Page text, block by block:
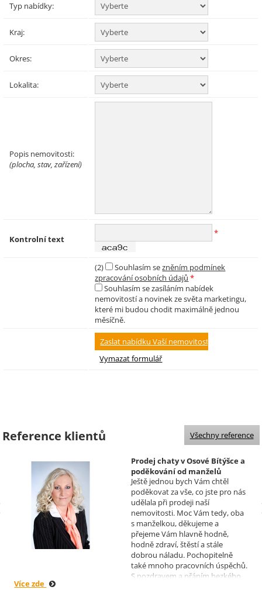
Typ nabídky:
Kraj:
Okres:
Lokalita:
Popis nemovitosti:
(plocha, stav, zařízení)
Kontrolní text
*
(2) Souhlasím sezněním podmínek
zpracování osobních údajů *
Souhlasím se zasíláním nabídek
nemovitostí a novinek ze světa marketingu,
které mi budou chodit maximálně jednou
měsíčně.
Reference klientů
Prodej chaty v Osové Bítýšce a
poděkování od manželů
Kovandových
Realizoval makléř: Sylva
Čadová
Ještě jednou bych Vám chtěl
poděkovat za vše, co jste pro nás
udělala při prodeji naší
nemovitosti. Moc Vám tedy, oba
s manželkou, děkujeme a
přejeme Vám hlavně hodně,
hodně zdraví, štěstí a stále
dobrou náladu. Pochopitelně
také mnoho pracovních úspěchů.
S pozdravem a přáním hezkého
Více zde
Všechny reference